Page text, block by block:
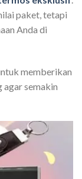
paket, tetapi
Anda di
memberikan
agar semakin